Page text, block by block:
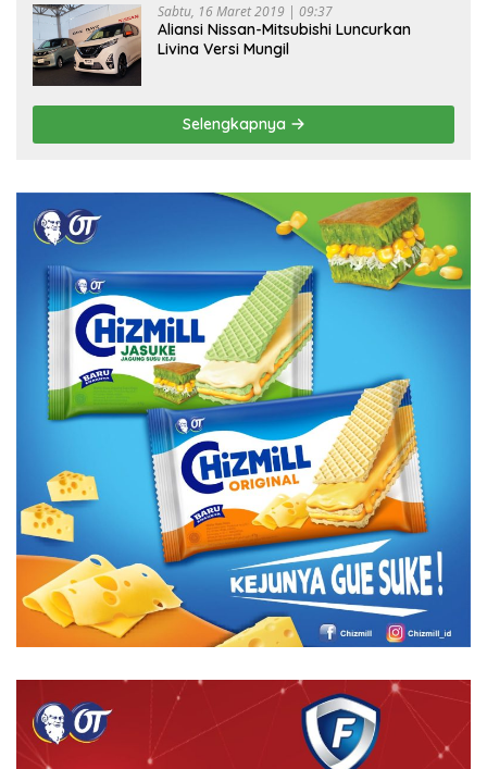
Sabtu, 16 Maret 2019 | 09:37
Aliansi Nissan-Mitsubishi Luncurkan
Livina Versi Mungil
Selengkapnya